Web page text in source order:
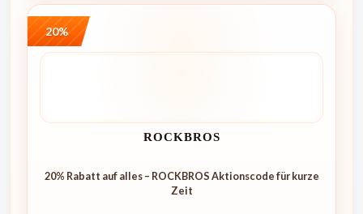
20%
ROCKBROS
20% Rabatt auf alles – ROCKBROS Aktionscode für kurze
Zeit